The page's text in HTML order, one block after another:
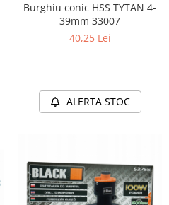
Burghiu conic HSS TYTAN 4-
39mm 33007
40,25 Lei
ALERTA STOC